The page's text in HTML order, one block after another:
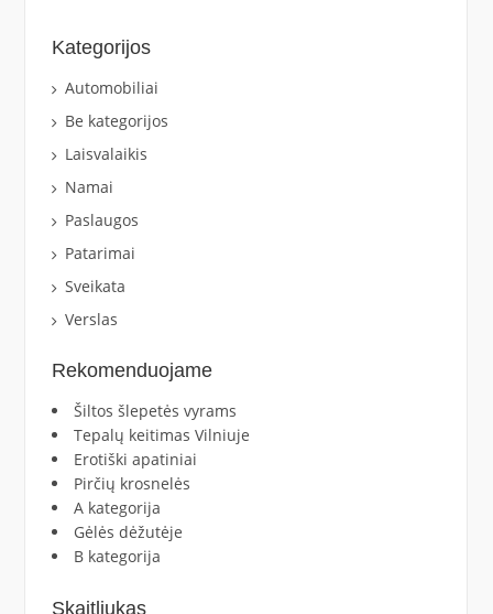
Kategorijos
Automobiliai
Be kategorijos
Laisvalaikis
Namai
Paslaugos
Patarimai
Sveikata
Verslas
Rekomenduojame
Šiltos šlepetės vyrams
Tepalų keitimas Vilniuje
Erotiški apatiniai
Pirčių krosnelės
A kategorija
Gėlės dėžutėje
B kategorija
Skaitliukas